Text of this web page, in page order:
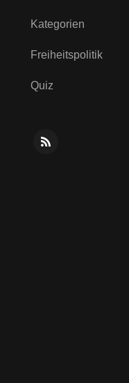
Kategorien
Freiheits­politik
Quiz
R